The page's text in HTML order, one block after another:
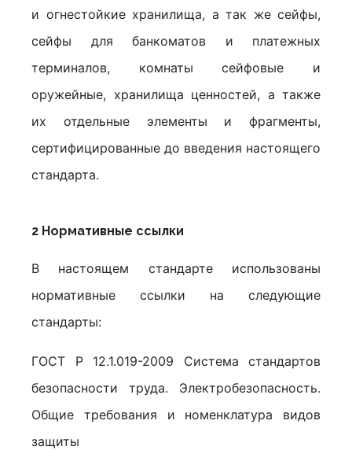
и огнестойкие хранилища, а так же сейфы,
сейфы для банкоматов и платежных
терминалов, комнаты сейфовые и
оружейные, хранилища ценностей, а также
их отдельные элементы и фрагменты,
сертифицированные до введения настоящего
стандарта.
2 Нормативные ссылки
В настоящем стандарте использованы
нормативные ссылки на следующие
стандарты:
ГОСТ Р 12.1.019-2009 Система стандартов
безопасности труда. Электробезопасность.
Общие требования и номенклатура видов
защиты